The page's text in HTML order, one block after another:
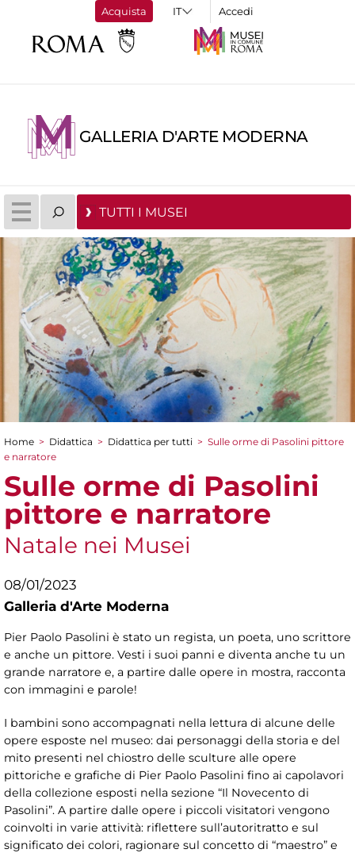
Acquista Accedi
GALLERIA D'ARTE MODERNA
TUTTI I MUSEI
Tu sei qui
Home > Didattica > Didattica per tutti > Sulle orme di Pasolini pittore
e narratore
Sulle orme di Pasolini
pittore e narratore
Natale nei Musei
08/01/2023
Galleria d'Arte Moderna
Pier Paolo Pasolini è stato un regista, un poeta, uno scrittore
e anche un pittore. Vesti i suoi panni e diventa anche tu un
grande narratore e, a partire dalle opere in mostra, racconta
con immagini e parole!
I bambini sono accompagnati nella lettura di alcune delle
opere esposte nel museo: dai personaggi della storia e del
mito presenti nel chiostro delle sculture alle opere
pittoriche e grafiche di Pier Paolo Pasolini fino ai capolavori
della collezione esposti nella sezione “Il Novecento di
Pasolini”. A partire dalle opere i piccoli visitatori vengono
coinvolti in varie attività: riflettere sull’autoritratto e sul
significato dei colori, ragionare sul concetto di “maestro” e